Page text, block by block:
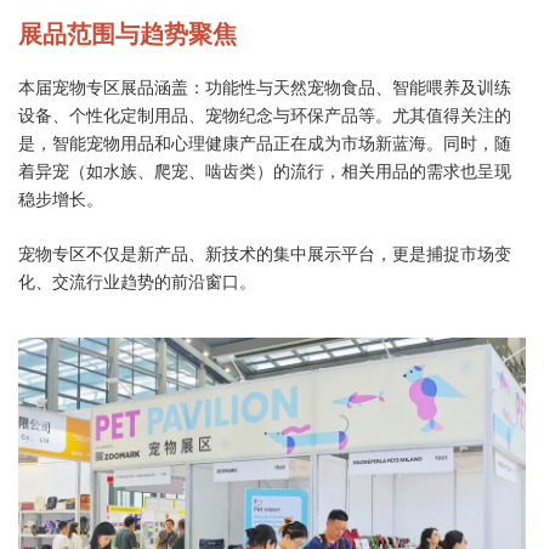
展品范围与趋势聚焦
本届宠物专区展品涵盖：功能性与天然宠物食品、智能喂养及训练
设备、个性化定制用品、宠物纪念与环保产品等。尤其值得关注的
是，智能宠物用品和心理健康产品正在成为市场新蓝海。同时，随
着异宠（如水族、爬宠、啮齿类）的流行，相关用品的需求也呈现
稳步增长。
宠物专区不仅是新产品、新技术的集中展示平台，更是捕捉市场变
化、交流行业趋势的前沿窗口。